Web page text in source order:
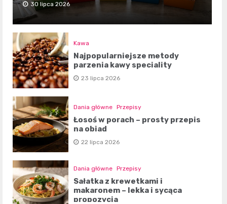
30 lipca 2026
Kawa
Najpopularniejsze metody
parzenia kawy speciality
23 lipca 2026
Dania główne Przepisy
Łosoś w porach – prosty przepis
na obiad
22 lipca 2026
Dania główne Przepisy
Sałatka z krewetkami i
makaronem – lekka i sycąca
propozycja